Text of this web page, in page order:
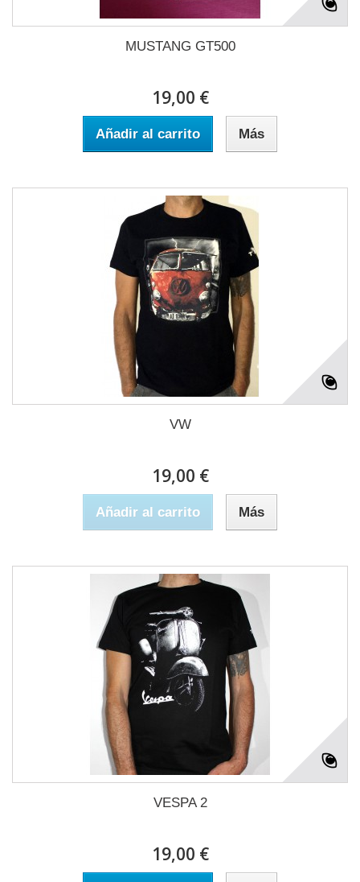
MUSTANG GT500
19,00 €
Añadir al carrito Más
VW
19,00 €
Añadir al carrito Más
VESPA 2
19,00 €